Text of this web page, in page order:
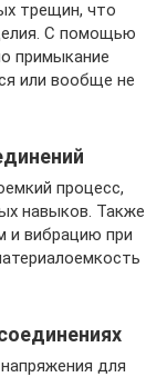
трещин, что
С помощью
примыкание
или вообще не
процесс,
навыков. Также
и вибрацию при
для